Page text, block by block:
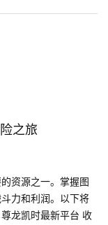
之旅
资源之一。掌握图
力和利润。以下将
龙凯时最新平台 收